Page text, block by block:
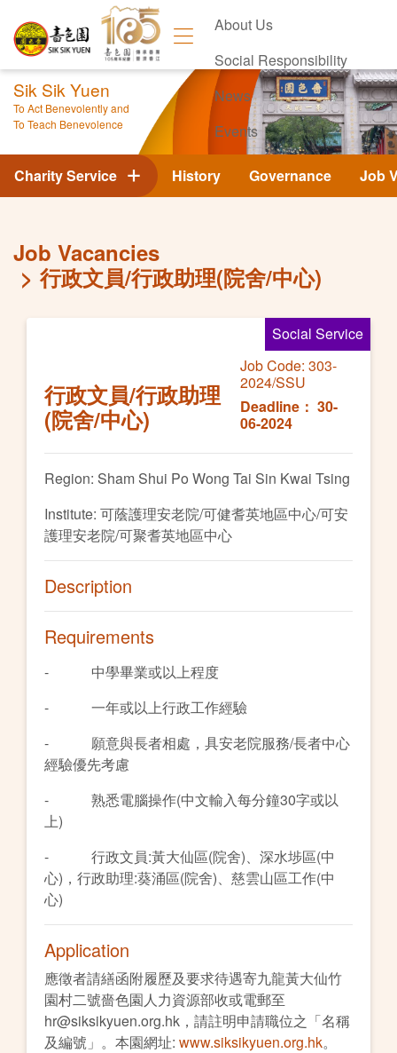
About Us
Social Responsibility
News
Events
Contact Us
Sik Sik Yuen
To Act Benevolently and
To Teach Benevolence
History Governance Job
Charity Service
Job Vacancies
行政文員/行政助理(院舍/中心)
Social Service
行政文員/行政助理
(院舍/中心)
Job Code: 303-
2024/SSU
Deadline： 30-
06-2024
Region: Sham Shui Po Wong Tai Sin Kwai Tsing
Institute: 可蔭護理安老院/可健耆英地區中心/可安
護理安老院/可聚耆英地區中心
Description
Requirements
- 中學畢業或以上程度
- 一年或以上行政工作經驗
- 願意與長者相處，具安老院服務/長者中心
經驗優先考慮
- 熟悉電腦操作(中文輸入每分鐘30字或以
上)
- 行政文員:黃大仙區(院舍)、深水埗區(中
心)，行政助理:葵涌區(院舍)、慈雲山區工作(中
心)
Application
應徵者請繕函附履歷及要求待遇寄九龍黃大仙竹
園村二號嗇色園人力資源部收或電郵至
hr@siksikyuen.org.hk，請註明申請職位之「名稱
及編號」。本園網址: www.siksikyuen.org.hk。